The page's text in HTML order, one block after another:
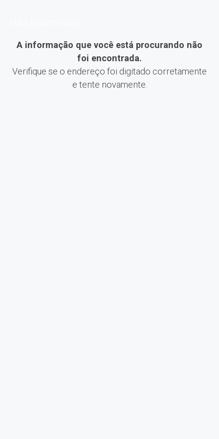
A informação que você está procurando não
foi encontrada.
Verifique se o endereço foi digitado corretamente
e tente novamente.